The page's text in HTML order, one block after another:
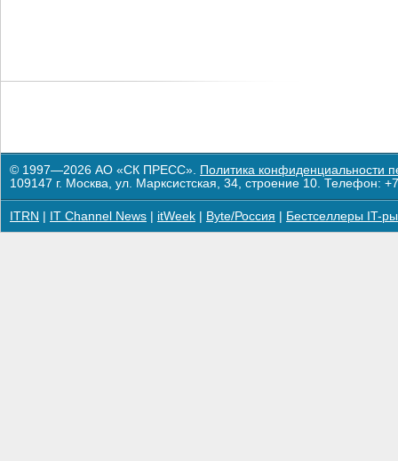
© 1997—2026 АО «СК ПРЕСС». Политика конфиденциальности
109147 г. Москва, ул. Марксистская, 34, строение 10. Телефон:
ITRN IT Channel News itWeek Byte/Россия Бестселлеры IT-